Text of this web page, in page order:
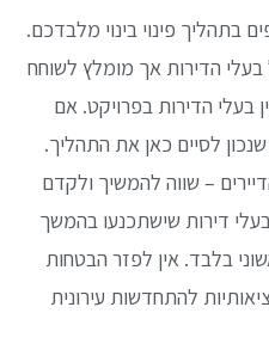
בתהליך פינוי בינוי מלבדכם.
הדירות אך מומלץ לשוחח
הדירות בפרויקט. אם
שנכון לסיים כאן את התהליך.
– שווה להמשיך ולקדם
דירות שישתכנעו בהמשך
בלבד. אין לפזר הבטחות
להתחדשות עירונית